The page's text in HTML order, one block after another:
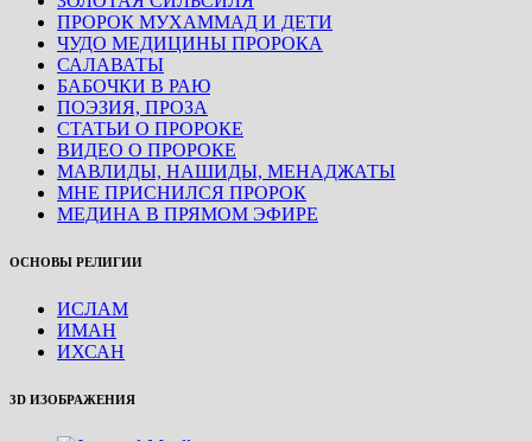
ПРОРОК МУХАММАД И ДЕТИ
ЧУДО МЕДИЦИНЫ ПРОРОКА
САЛАВАТЫ
БАБОЧКИ В РАЮ
ПОЭЗИЯ, ПРОЗА
СТАТЬИ О ПРОРОКЕ
ВИДЕО О ПРОРОКЕ
МАВЛИДЫ, НАШИДЫ, МЕНАДЖАТЫ
МНЕ ПРИСНИЛСЯ ПРОРОК
МЕДИНА В ПРЯМОМ ЭФИРЕ
ОСНОВЫ РЕЛИГИИ
ИСЛАМ
ИМАН
ИХСАН
3D ИЗОБРАЖЕНИЯ